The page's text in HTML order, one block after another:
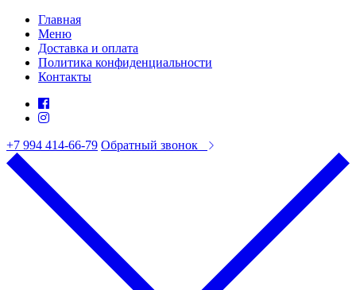
Главная
Меню
Доставка и оплата
Политика конфиденциальности
Контакты
+7 994 414-66-79 Обратный звонок